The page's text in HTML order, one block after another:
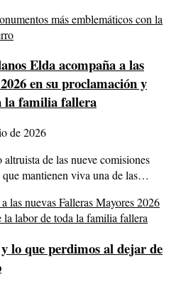
Elda acompaña a las
en su proclamación y
la familia fallera
de 2026
de las nueve comisiones
que mantienen viva una de las…
lo que perdimos al dejar de